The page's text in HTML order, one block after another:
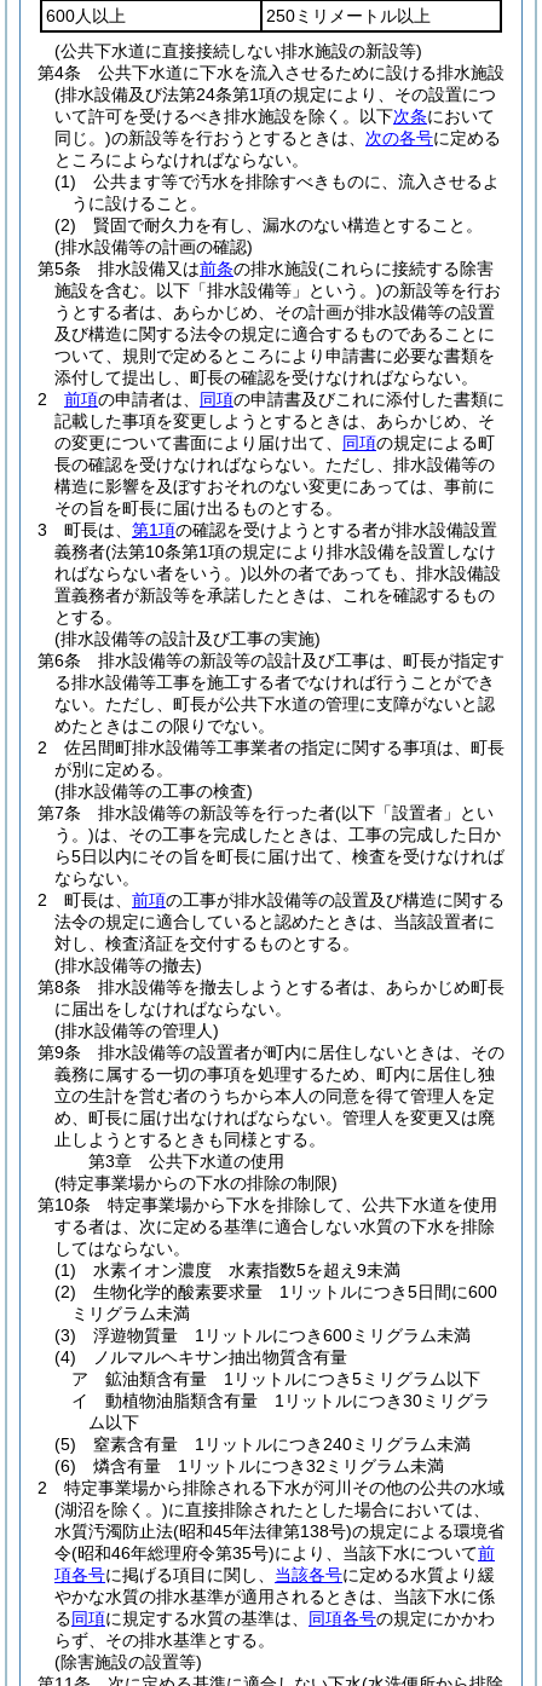
600人以上
250ミリメートル以上
(公共下水道に直接接続しない排水施設の新設等)
第4条
公共下水道に下水を流入させるために設ける排水施設
(排水設備及び法第24条第1項の規定により、その設置につ
いて許可を受けるべき排水施設を除く。以下次条において
同じ。)の新設等を行おうとするときは、 次の各号に定める
ところによらなければならない。
(1)
公共ます等で汚水を排除すべきものに、流入させるよ
うに設けること。
(2)
賢固で耐久力を有し、漏水のない構造とすること。
(排水設備等の計画の確認)
第5条
排水設備又は前条の排水施設(これらに接続する除害
施設を含む。以下「排水設備等」という。)の新設等を行お
うとする者は、あらかじめ、その計画が排水設備等の設置
及び構造に関する法令の規定に適合するものであることに
ついて、規則で定めるところにより申請書に必要な書類を
添付して提出し、町長の確認を受けなければならない。
2
前項の申請者は、 同項の申請書及びこれに添付した書類に
記載した事項を変更しようとするときは、あらかじめ、そ
の変更について書面により届け出て、 同項の規定による町
長の確認を受けなければならない。 ただし、排水設備等の
構造に影響を及ぼすおそれのない変更にあっては、事前に
その旨を町長に届け出るものとする。
3
町長は、 第1項の確認を受けようとする者が排水設備設置
義務者(法第10条第1項の規定により排水設備を設置しなけ
ればならない者をいう。)以外の者であっても、排水設備設
置義務者が新設等を承諾したときは、これを確認するもの
とする。
(排水設備等の設計及び工事の実施)
第6条
排水設備等の新設等の設計及び工事は、町長が指定す
る排水設備等工事を施工する者でなければ行うことができ
ない。 ただし、町長が公共下水道の管理に支障がないと認
めたときはこの限りでない。
2
佐呂間町排水設備等工事業者の指定に関する事項は、町長
が別に定める。
(排水設備等の工事の検査)
第7条
排水設備等の新設等を行った者(以下「設置者」とい
う。)は、その工事を完成したときは、工事の完成した日か
ら5日以内にその旨を町長に届け出て、検査を受けなければ
ならない。
2
町長は、 前項の工事が排水設備等の設置及び構造に関する
法令の規定に適合していると認めたときは、当該設置者に
対し、検査済証を交付するものとする。
(排水設備等の撤去)
第8条
排水設備等を撤去しようとする者は、あらかじめ町長
に届出をしなければならない。
(排水設備等の管理人)
第9条
排水設備等の設置者が町内に居住しないときは、その
義務に属する一切の事項を処理するため、町内に居住し独
立の生計を営む者のうちから本人の同意を得て管理人を定
め、町長に届け出なければならない。 管理人を変更又は廃
止しようとするときも同様とする。
第3章
公共下水道の使用
(特定事業場からの下水の排除の制限)
第10条
特定事業場から下水を排除して、公共下水道を使用
する者は、次に定める基準に適合しない水質の下水を排除
してはならない。
(1)
水素イオン濃度 水素指数5を超え9未満
(2)
生物化学的酸素要求量 1リットルにつき5日間に600
ミリグラム未満
(3)
浮遊物質量 1リットルにつき600ミリグラム未満
(4)
ノルマルヘキサン抽出物質含有量
ア
鉱油類含有量 1リットルにつき5ミリグラム以下
イ
動植物油脂類含有量 1リットルにつき30ミリグラ
ム以下
(5)
窒素含有量 1リットルにつき240ミリグラム未満
(6)
燐含有量 1リットルにつき32ミリグラム未満
2
特定事業場から排除される下水が河川その他の公共の水域
(湖沼を除く。)に直接排除されたとした場合においては、
水質汚濁防止法(昭和45年法律第138号)の規定による環境省
令(昭和46年総理府令第35号)により、当該下水について前
項各号に掲げる項目に関し、 当該各号に定める水質より緩
やかな水質の排水基準が適用されるときは、当該下水に係
る同項に規定する水質の基準は、 同項各号の規定にかかわ
らず、その排水基準とする。
(除害施設の設置等)